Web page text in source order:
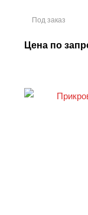
Под заказ
Цена по